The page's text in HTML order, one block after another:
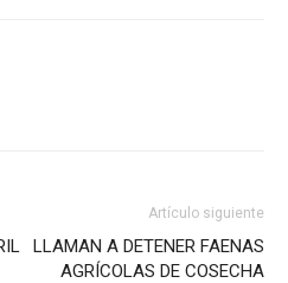
Artículo siguiente
LLAMAN A DETENER FAENAS
AGRÍCOLAS DE COSECHA